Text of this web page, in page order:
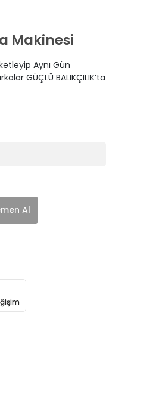
Makinesi
Aynı Gün
GÜÇLÜ BALIKÇILIK’ta
Al